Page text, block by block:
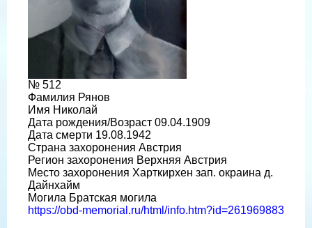
№ 512
Фамилия Рянов
Имя Николай
Дата рождения/Возраст 09.04.1909
Дата смерти 19.08.1942
Страна захоронения Австрия
Регион захоронения Верхняя Австрия
Место захоронения Харткирхен зап. окраина д.
Дайнхайм
Могила Братская могила
https://obd-memorial.ru/html/info.htm?id=261969883